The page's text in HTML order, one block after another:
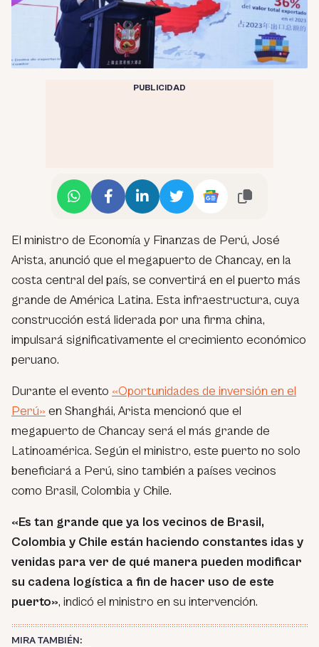
PUBLICIDAD
El ministro de Economía y Finanzas de Perú, José
Arista, anunció que el megapuerto de Chancay, en la
costa central del país, se convertirá en el puerto más
grande de América Latina. Esta infraestructura, cuya
construcción está liderada por una firma china,
impulsará significativamente el crecimiento económico
peruano.
Durante el evento «Oportunidades de inversión en el
Perú» en Shanghái, Arista mencionó que el
megapuerto de Chancay será el más grande de
Latinoamérica. Según el ministro, este puerto no solo
beneficiará a Perú, sino también a países vecinos
como Brasil, Colombia y Chile.
«Es tan grande que ya los vecinos de Brasil,
Colombia y Chile están haciendo constantes idas y
venidas para ver de qué manera pueden modificar
su cadena logística a fin de hacer uso de este
puerto», indicó el ministro en su intervención.
MIRA TAMBIÉN: